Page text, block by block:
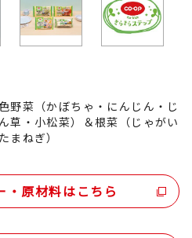
野菜（かぼちゃ・にんじん・じ
草・小松菜）＆根菜（じゃがい
まねぎ）
・原材料はこちら